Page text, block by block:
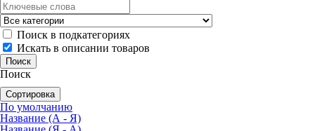
Поиск в подкатегориях
Искать в описании товаров
Поиск
Сортировка
По умолчанию
Название (А - Я)